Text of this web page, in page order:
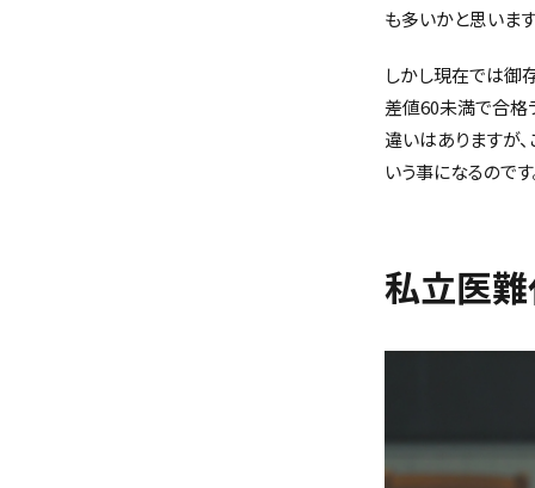
も多いかと思います
しかし現在では御
差値60未満で合格
違いはありますが
いう事になるのです
私立医